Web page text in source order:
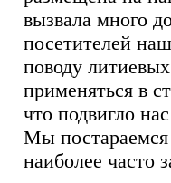
вызвала много
посетителей
поводу
применяться в
что подвигло
Мы постараемся
наиболее часто